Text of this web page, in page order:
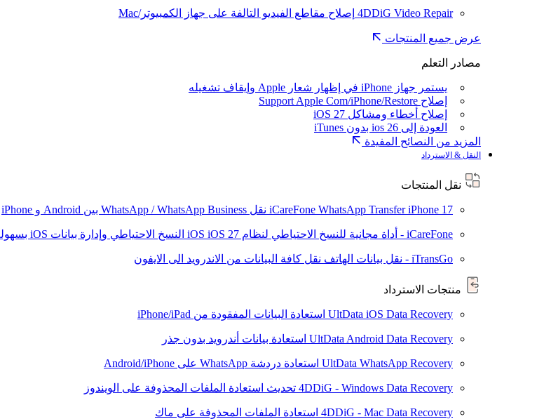
4DDiG Video Repair إصلاح مقاطع الفيديو التالفة على جهاز الكمبيوتر/Mac
عرض جميع المنتجات
مصادر التعلم
يستمر جهاز iPhone في إظهار شعار Apple وإيقاف تشغيله
إصلاح Support Apple Com/iPhone/Restore
إصلاح أخطاء ومشاكل iOS 27
العودة إلى ios 26 بدون iTunes
المزيد من النصائح المفيدة
النقل & الاسترداد
نقل المنتجات
iCareFone WhatsApp TransferiPhone 17 نقل WhatsApp / WhatsApp Business بين Android و iPhone
iCareFone - أداة مجانية للنسخ الاحتياطي لنظام iOS iOS 27 النسخ الاحتياطي وإدارة بيانات iOS بسهولة
iTransGo - نقل بيانات الهاتف نقل كافة البيانات من الاندرويد الى الايفون
منتجات الاسترداد
UltData iOS Data Recovery استعادة البيانات المفقودة من iPhone/iPad
UltData Android Data Recovery استعادة بيانات أندرويد بدون جذر
UltData WhatsApp Recovery استعادة دردشة WhatsApp على Android/iPhone
4DDiG - Windows Data Recovery تحديث استعادة الملفات المحذوفة على الويندوز
4DDiG - Mac Data Recovery استعادة الملفات المحذوفة على ماك